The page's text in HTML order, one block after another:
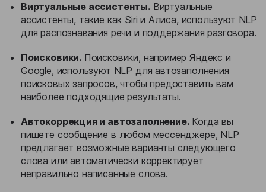
Виртуальные ассистенты.Виртуальные
ассистенты, такие как Siri и Алиса, используют NLP
для распознавания речи и поддержания разговора.
Поисковики. Поисковики, например Яндекс и
Google, используют NLP для автозаполнения
поисковых запросов, чтобы предоставить вам
наиболее подходящие результаты.
Автокоррекция и автозаполнение.Когда вы
пишете сообщение в любом мессенджере, NLP
предлагает возможные варианты следующего
слова или автоматически корректирует
неправильно написанные слова.